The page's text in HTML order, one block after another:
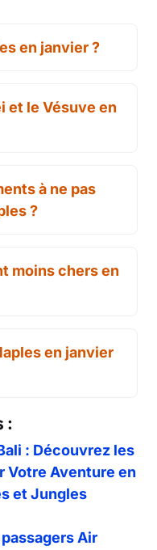
en janvier ?
et le Vésuve en
à ne pas
?
moins chers en
en janvier
:
: Découvrez les
Votre Aventure en
et Jungles
Air